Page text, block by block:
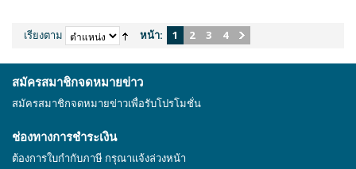
เรียงตาม หน้า: 1 2 3 4
สมัครสมาชิกจดหมายข่าว
สมัครสมาชิกจดหมายข่าวเพื่อรับโปรโมชั่น
ช่องทางการชำระเงิน
ต้องการใบกำกับภาษี กรุณาแจ้งล่วงหน้า